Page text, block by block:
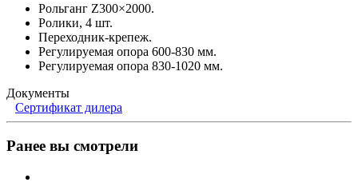
Рольганг Z300×2000.
Ролики, 4 шт.
Переходник-крепеж.
Регулируемая опора 600-830 мм.
Регулируемая опора 830-1020 мм.
Документы
Сертификат дилера
Ранее вы смотрели